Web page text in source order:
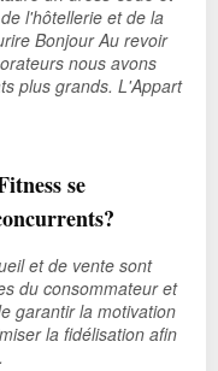
l'hôtellerie et de la
Bonjour Au revoir
nous avons
plus grands. L'Appart
se
et de vente sont
du consommateur et
garantir la motivation
la fidélisation afin